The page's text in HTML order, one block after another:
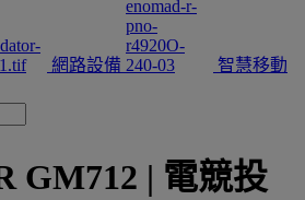
網路設備
智慧移動
GM712 | 電競投